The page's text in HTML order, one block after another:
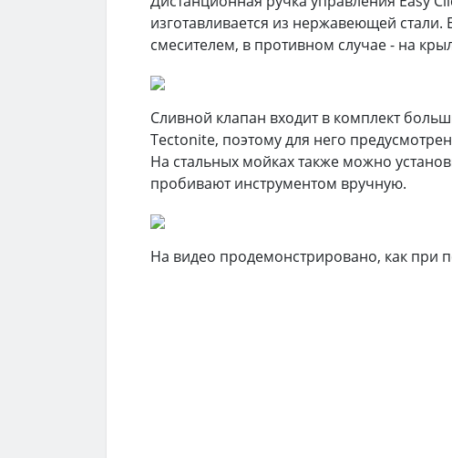
изготавливается из нержавеющей
смесителем, в противном случае - на
Сливной клапан входит в комплект
Tectonite, поэтому для него
На стальных мойках также можно
пробивают инструментом вручную.
На видео продемонстрировано, как при